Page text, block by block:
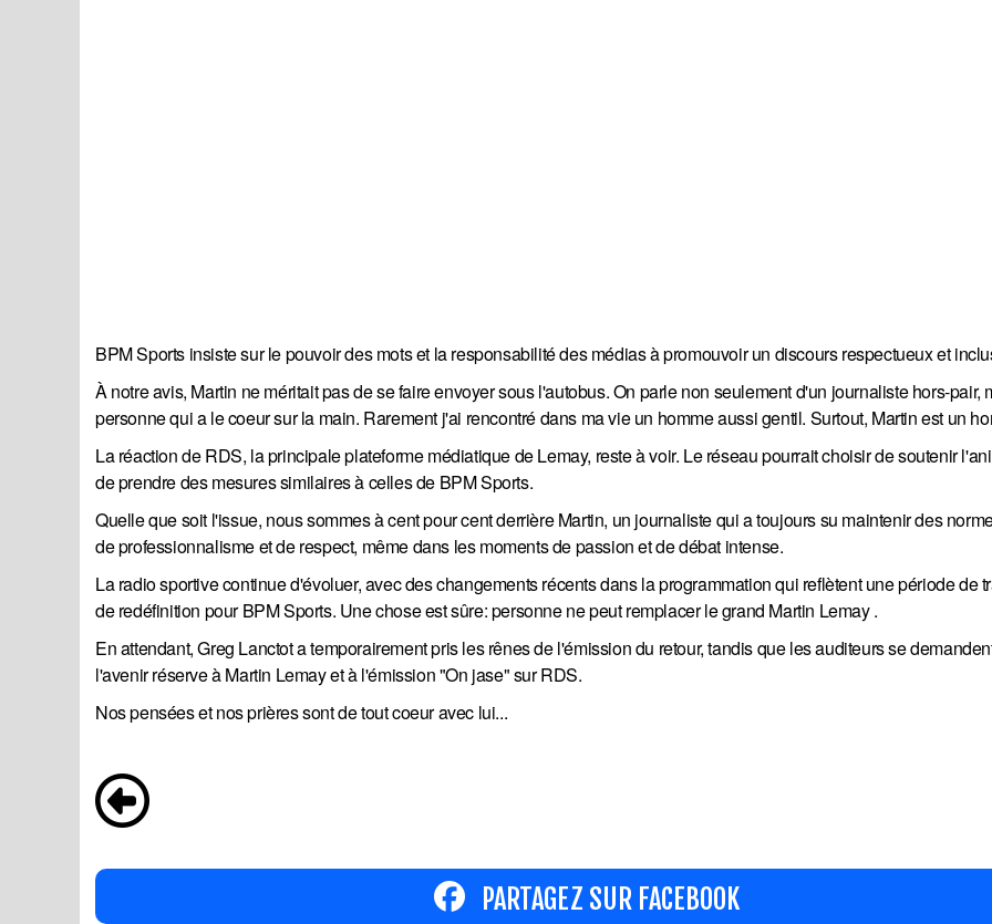
BPM Sports insiste sur le pouvoir des mots et la responsabilité des médias à promouvoir un discours respectueux et
À notre avis, Martin ne méritait pas de se faire envoyer sous l'autobus. On parle non seulement d'un journaliste hors-pair,
personne qui a le coeur sur la main. Rarement j'ai rencontré dans ma vie un homme aussi gentil. Surtout, Martin est un
La réaction de RDS, la principale plateforme médiatique de Lemay, reste à voir. Le réseau pourrait choisir de soutenir
de prendre des mesures similaires à celles de BPM Sports.
Quelle que soit l'issue, nous sommes à cent pour cent derrière Martin, un journaliste qui a toujours su maintenir des
de professionnalisme et de respect, même dans les moments de passion et de débat intense.
La radio sportive continue d'évoluer, avec des changements récents dans la programmation qui reflètent une période de
de redéfinition pour BPM Sports. Une chose est sûre: personne ne peut remplacer le grand Martin Lemay .
En attendant, Greg Lanctot a temporairement pris les rênes de l'émission du retour, tandis que les auditeurs se
l'avenir réserve à Martin Lemay et à l'émission "On jase" sur RDS.
Nos pensées et nos prières sont de tout coeur avec lui...
PARTAGEZ SUR FACEBOOK